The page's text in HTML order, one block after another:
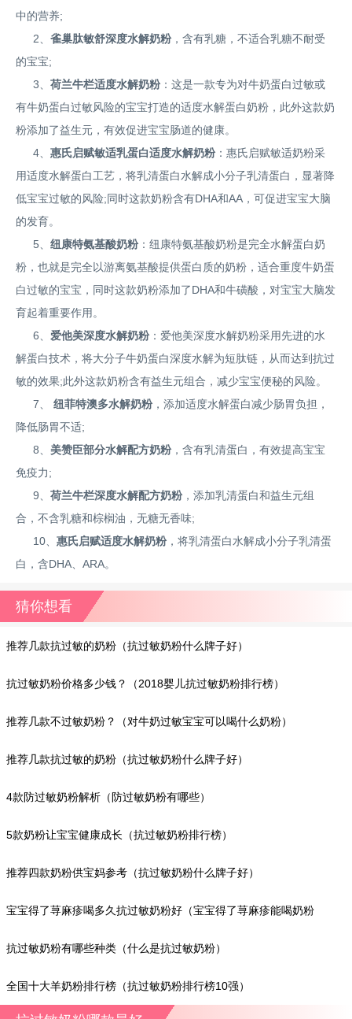
中的营养;
2、雀巢肽敏舒深度水解奶粉，含有乳糖，不适合乳糖不耐受
的宝宝;
3、荷兰牛栏适度水解奶粉：这是一款专为对牛奶蛋白过敏或
有牛奶蛋白过敏风险的宝宝打造的适度水解蛋白奶粉，此外这款奶
粉添加了益生元，有效促进宝宝肠道的健康。
4、惠氏启赋敏适乳蛋白适度水解奶粉：惠氏启赋敏适奶粉采
用适度水解蛋白工艺，将乳清蛋白水解成小分子乳清蛋白，显著降
低宝宝过敏的风险;同时这款奶粉含有DHA和AA，可促进宝宝大脑
的发育。
5、纽康特氨基酸奶粉：纽康特氨基酸奶粉是完全水解蛋白奶
粉，也就是完全以游离氨基酸提供蛋白质的奶粉，适合重度牛奶蛋
白过敏的宝宝，同时这款奶粉添加了DHA和牛磺酸，对宝宝大脑发
育起着重要作用。
6、 爱他美深度水解奶粉：爱他美深度水解奶粉采用先进的水
解蛋白技术，将大分子牛奶蛋白深度水解为短肽链，从而达到抗过
敏的效果;此外这款奶粉含有益生元组合，减少宝宝便秘的风险。
7、
纽菲特澳多水解奶粉，添加适度水解蛋白减少肠胃负担，
降低肠胃不适;
8、美赞臣部分水解配方奶粉，含有乳清蛋白，有效提高宝宝
免疫力;
9、荷兰牛栏深度水解配方奶粉，添加乳清蛋白和益生元组
合，不含乳糖和棕榈油，无糖无香味;
10、惠氏启赋适度水解奶粉，将乳清蛋白水解成小分子乳清蛋
白，含DHA、ARA。
猜你想看
推荐几款抗过敏的奶粉（抗过敏奶粉什么牌子好）
抗过敏奶粉价格多少钱？（2018婴儿抗过敏奶粉排行榜）
推荐几款不过敏奶粉？（对牛奶过敏宝宝可以喝什么奶粉）
推荐几款抗过敏的奶粉（抗过敏奶粉什么牌子好）
4款防过敏奶粉解析（防过敏奶粉有哪些）
5款奶粉让宝宝健康成长（抗过敏奶粉排行榜）
推荐四款奶粉供宝妈参考（抗过敏奶粉什么牌子好）
宝宝得了荨麻疹喝多久抗过敏奶粉好（宝宝得了荨麻疹能喝奶粉
吗）
抗过敏奶粉有哪些种类（什么是抗过敏奶粉）
全国十大羊奶粉排行榜（抗过敏奶粉排行榜10强）